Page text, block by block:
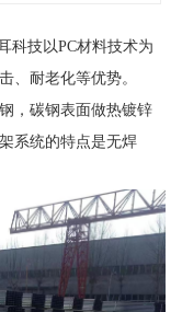
科技以PC材料技术为
、耐老化等优势。
，碳钢表面做热镀锌
系统的特点是无焊